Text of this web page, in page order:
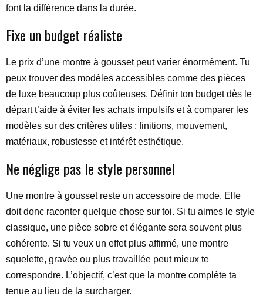
font la différence dans la durée.
Fixe un budget réaliste
Le prix d’une montre à gousset peut varier énormément. Tu
peux trouver des modèles accessibles comme des pièces
de luxe beaucoup plus coûteuses. Définir ton budget dès le
départ t’aide à éviter les achats impulsifs et à comparer les
modèles sur des critères utiles : finitions, mouvement,
matériaux, robustesse et intérêt esthétique.
Ne néglige pas le style personnel
Une montre à gousset reste un accessoire de mode. Elle
doit donc raconter quelque chose sur toi. Si tu aimes le style
classique, une pièce sobre et élégante sera souvent plus
cohérente. Si tu veux un effet plus affirmé, une montre
squelette, gravée ou plus travaillée peut mieux te
correspondre. L’objectif, c’est que la montre complète ta
tenue au lieu de la surcharger.